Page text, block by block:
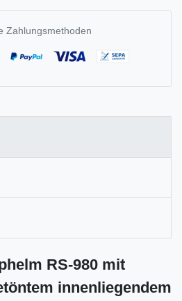
Zahlungsmethoden
RS-980 mit
innenliegendem